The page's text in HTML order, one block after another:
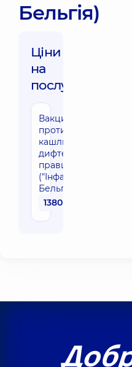
Бельгія)
Ціни
на
послуги:
Вакцинація
проти
кашлюку,
дифтерії,
правця
("Інфанрікс",
Бельгія)
1380 грн